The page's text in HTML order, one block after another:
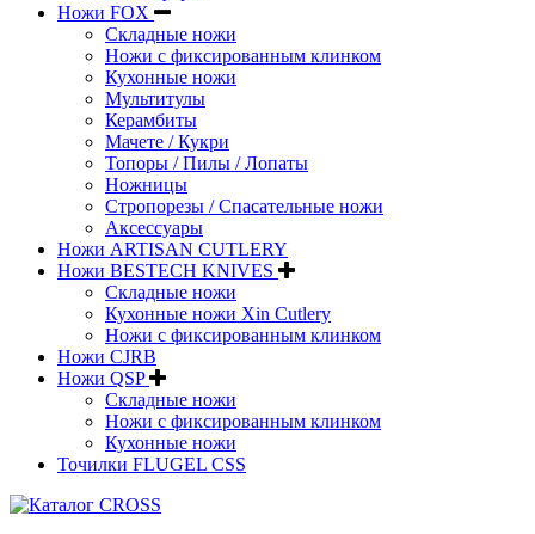
Ножи FOX
Складные ножи
Ножи с фиксированным клинком
Кухонные ножи
Мультитулы
Керамбиты
Мачете / Кукри
Топоры / Пилы / Лопаты
Ножницы
Стропорезы / Спасательные ножи
Аксессуары
Ножи ARTISAN CUTLERY
Ножи BESTECH KNIVES
Складные ножи
Кухонные ножи Xin Cutlery
Ножи с фиксированным клинком
Ножи CJRB
Ножи QSP
Складные ножи
Ножи с фиксированным клинком
Кухонные ножи
Точилки FLUGEL CSS